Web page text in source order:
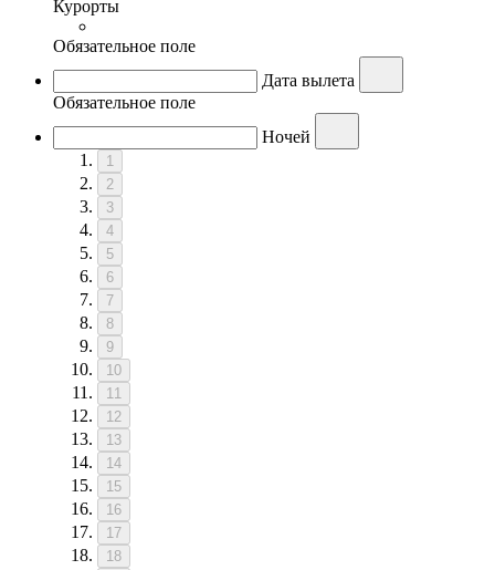
Курорты
Обязательное поле
Дата вылета
Обязательное поле
Ночей
1
2
3
4
5
6
7
8
9
10
11
12
13
14
15
16
17
18